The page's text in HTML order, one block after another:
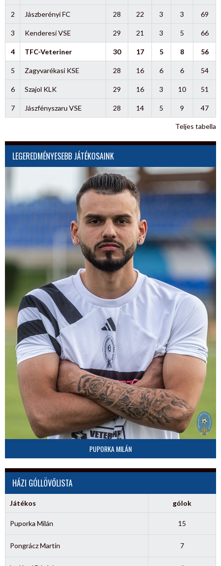
2 Jászberényi FC 28 22 3 3 69
3 Kenderesi VSE 29 21 3 5 66
4 TFC-Veteriner 30 17 5 8 56
5 Zagyvarékasi KSE 28 16 6 6 54
6 Szajol KLK 29 16 3 10 51
7 Jászfényszaru VSE 28 14 5 9 47
Teljes tabella
LEGEREDMÉNYESEBB JÁTÉKOSAINK
PUPORKA MILÁN
HÁZI GÓLLÖVŐLISTA
Játékos gólok
Puporka Milán 15
Pongrácz Martin 7